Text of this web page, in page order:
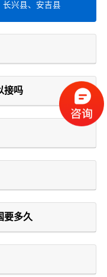
长兴县、安吉县
接吗
要多久